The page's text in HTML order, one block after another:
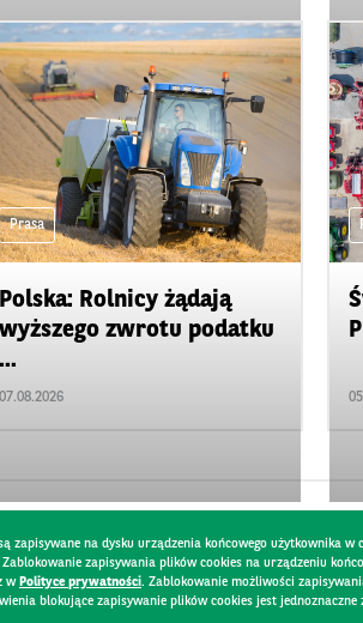
Prasa
Polska: Rolnicy żądają
wyższego zwrotu podatku
...
07.08.2026
zapisywane na dysku urządzenia końcowego użytkownika
zapisywania plików cookies na urządzeniu
w Polityce prywatności. Zablokowanie możliwości
blokujące zapisywanie plików cookies jest jednoznaczne